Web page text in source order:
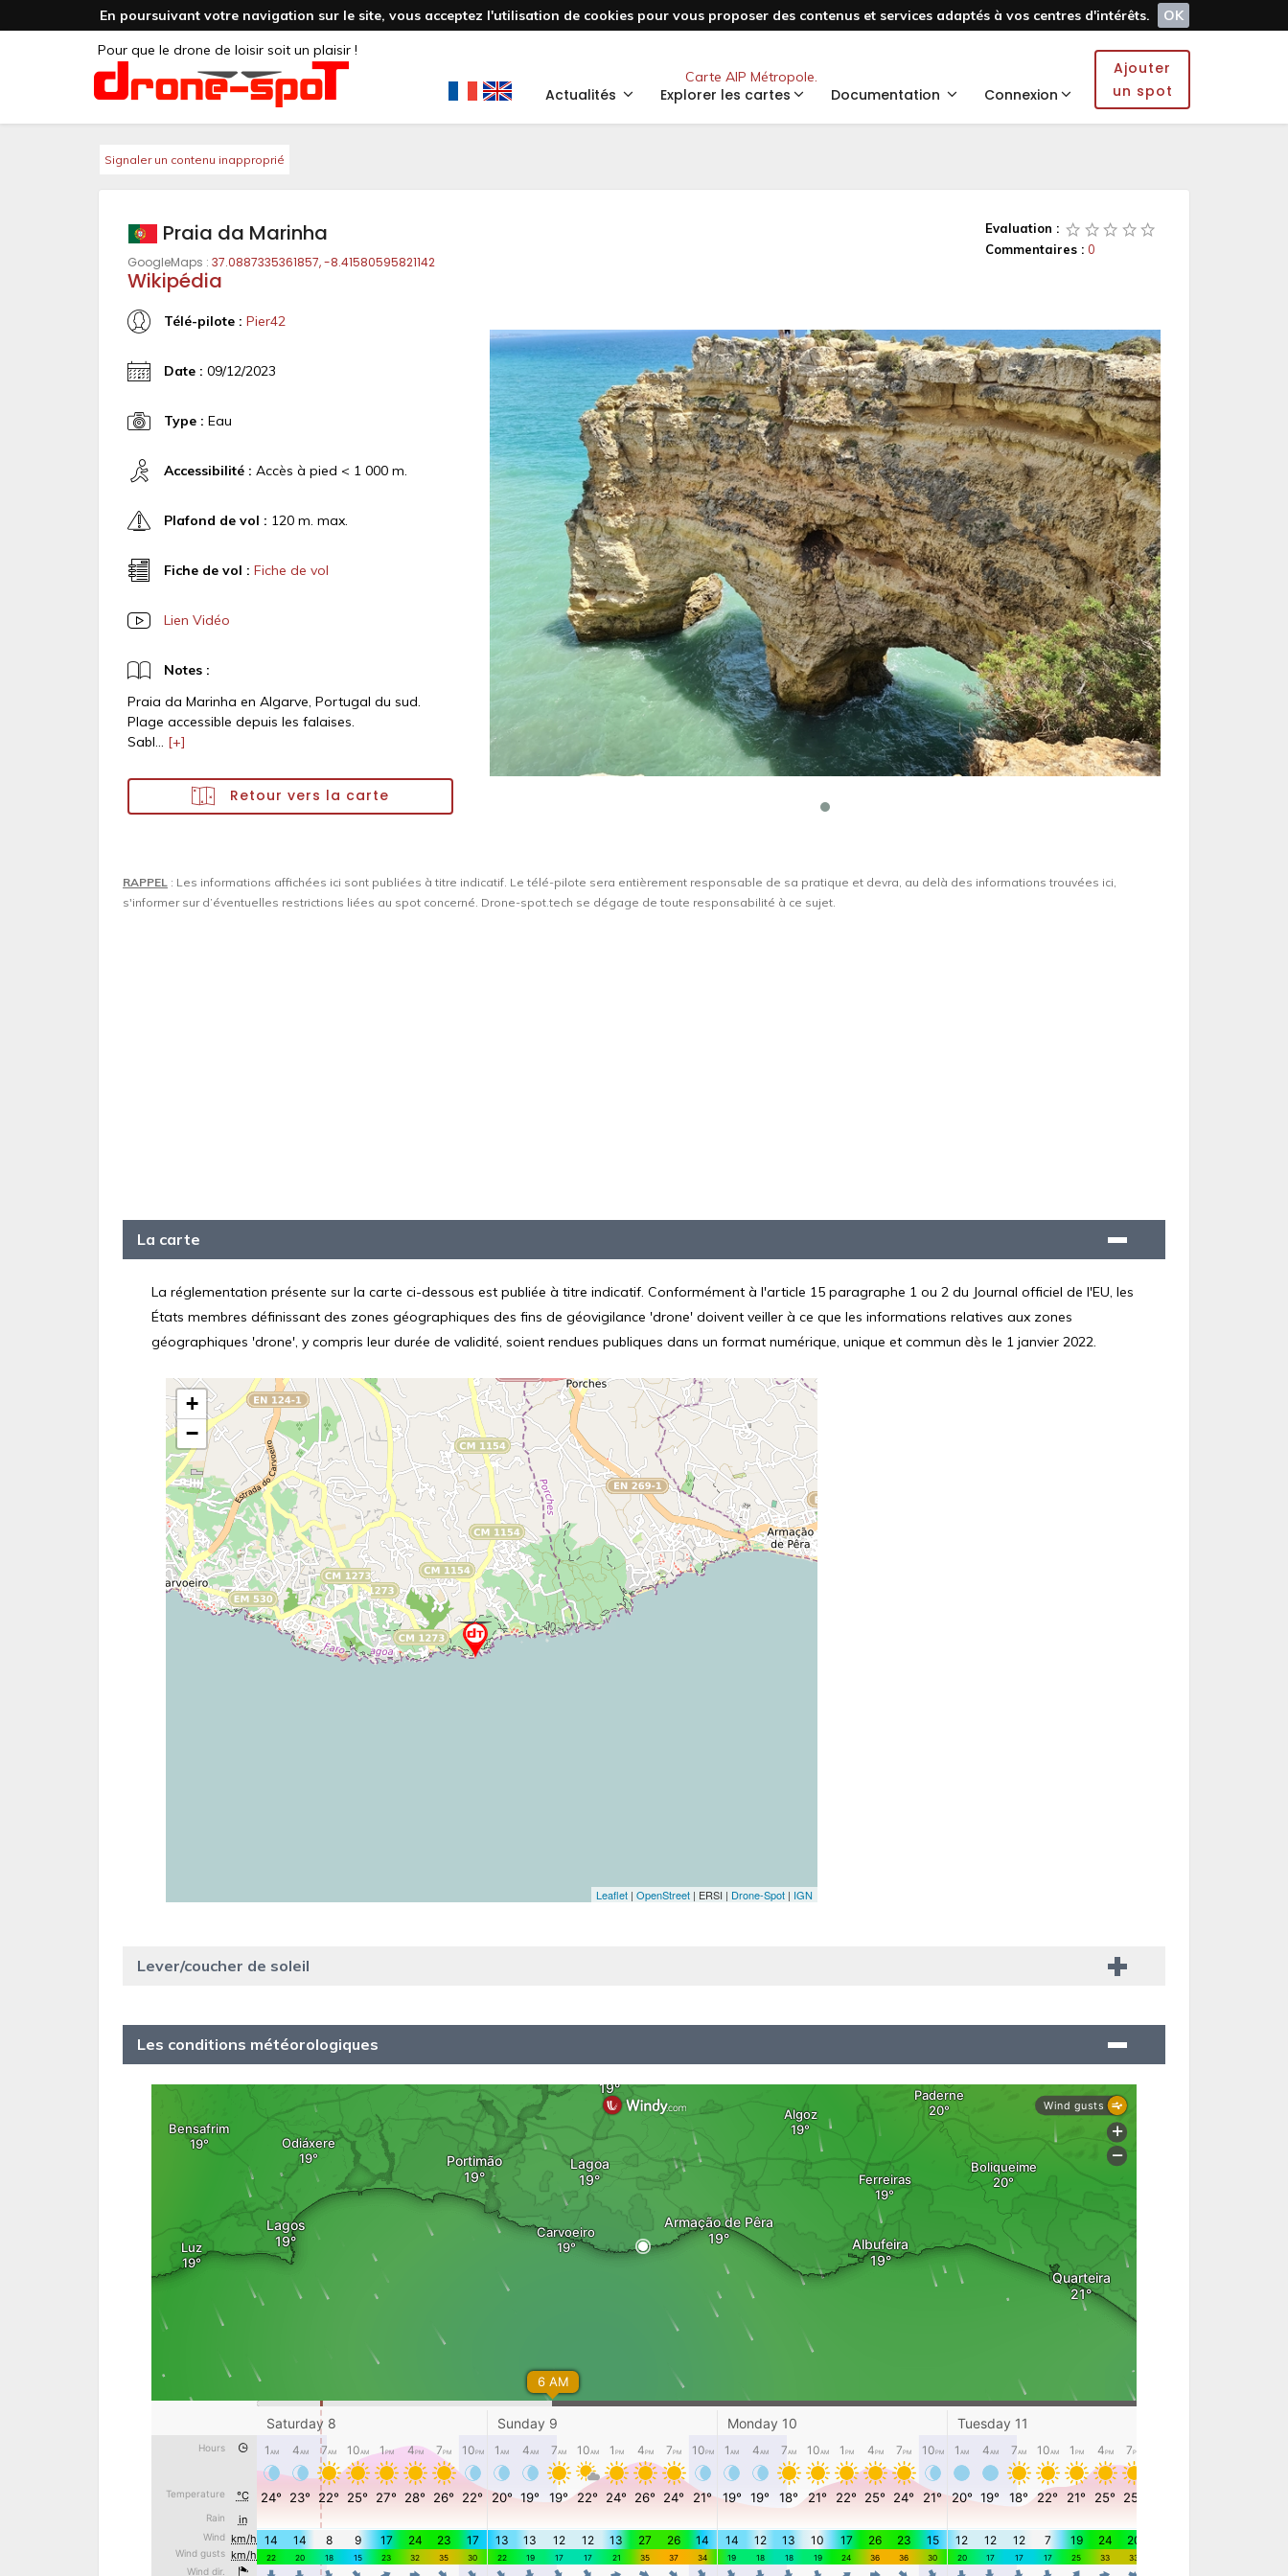
En poursuivant votre navigation sur le site, vous acceptez l'utilisation de cookies pour vous proposer des contenus et services adaptés à vos centres d'intérêts.
OK
Pour que le drone de loisir soit un plaisir !
Carte AIP Métropole.
Actualités Explorer les cartes Documentation Connexion
Ajouter
un spot
Signaler un contenu inapproprié
Evaluation :
Commentaires : 0
Praia da Marinha
GoogleMaps : 37.0887335361857, -8.41580595821142
Wikipédia
Télé-pilote : Pier42
Date : 09/12/2023
Type : Eau
Accessibilité : Accès à pied < 1 000 m.
Plafond de vol : 120 m. max.
Fiche de vol : Fiche de vol
Lien Vidéo
Notes :
Praia da Marinha en Algarve, Portugal du sud.
Plage accessible depuis les falaises.
Sabl... [+]
Retour vers la carte
RAPPEL : Les informations affichées ici sont publiées à titre indicatif. Le télé-pilote sera entièrement responsable de sa pratique et devra, au delà des informations trouvées ici,
s'informer sur d’éventuelles restrictions liées au spot concerné. Drone-spot.tech se dégage de toute responsabilité à ce sujet.
La carte
La réglementation présente sur la carte ci-dessous est publiée à titre indicatif. Conformément à l'article 15 paragraphe 1 ou 2 du Journal officiel de l'EU, les
États membres définissant des zones géographiques des fins de géovigilance 'drone' doivent veiller à ce que les informations relatives aux zones
géographiques 'drone', y compris leur durée de validité, soient rendues publiques dans un format numérique, unique et commun dès le 1 janvier 2022.
Lever/coucher de soleil
Les conditions météorologiques